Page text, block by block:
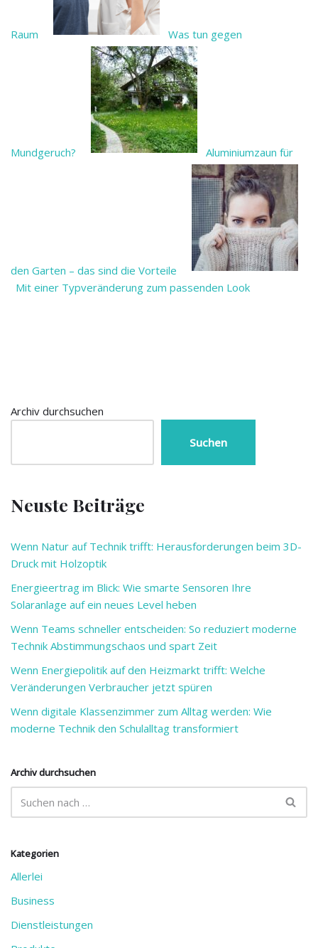
Raum Was tun gegen
Mundgeruch? Aluminiumzaun für
den Garten – das sind die Vorteile
Mit einer Typveränderung zum passenden Look
Archiv durchsuchen
Suchen
Neuste Beiträge
Wenn Natur auf Technik trifft: Herausforderungen beim 3D-
Druck mit Holzoptik
Energieertrag im Blick: Wie smarte Sensoren Ihre
Solaranlage auf ein neues Level heben
Wenn Teams schneller entscheiden: So reduziert moderne
Technik Abstimmungschaos und spart Zeit
Wenn Energiepolitik auf den Heizmarkt trifft: Welche
Veränderungen Verbraucher jetzt spüren
Wenn digitale Klassenzimmer zum Alltag werden: Wie
moderne Technik den Schulalltag transformiert
Archiv durchsuchen
Kategorien
Allerlei
Business
Dienstleistungen